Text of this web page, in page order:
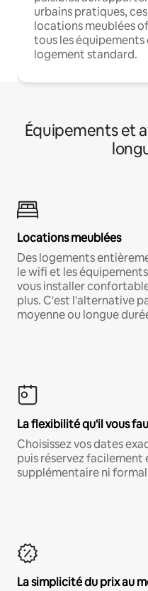
urbains pratiques, ces
locations meublées
tous les équipements
logement standard.
Équipements et
Locations meublées
Des logements
le wifi et les
vous installer
plus. C'est l'alternative
moyenne ou longue
La flexibilité qu'il vous
Choisissez vos dates
puis réservez facilement
supplémentaire ni
La simplicité du prix au